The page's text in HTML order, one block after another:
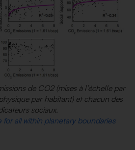
de CO2 (mises à l’échelle par
par habitant) et chacun des
sociaux.
for all within planetary boundaries